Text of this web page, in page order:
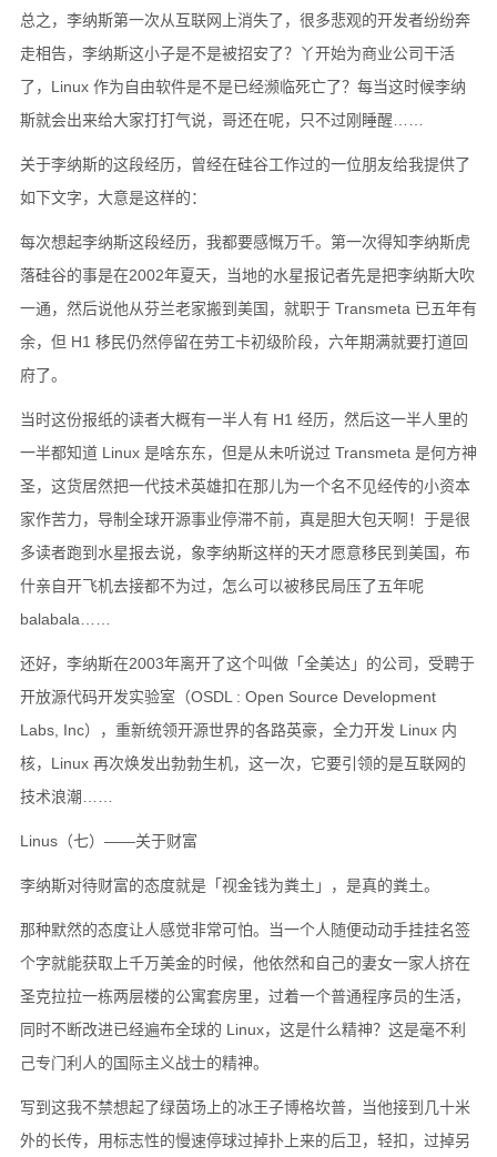
总之，李纳斯第一次从互联网上消失了，很多悲观的开发者纷纷奔
走相告，李纳斯这小子是不是被招安了？丫开始为商业公司干活
了，Linux 作为自由软件是不是已经濒临死亡了？每当这时候李纳
斯就会出来给大家打打气说，哥还在呢，只不过刚睡醒……
关于李纳斯的这段经历，曾经在硅谷工作过的一位朋友给我提供了
如下文字，大意是这样的：
每次想起李纳斯这段经历，我都要感慨万千。第一次得知李纳斯虎
落硅谷的事是在2002年夏天，当地的水星报记者先是把李纳斯大吹
一通，然后说他从芬兰老家搬到美国，就职于 Transmeta 已五年有
余，但 H1 移民仍然停留在劳工卡初级阶段，六年期满就要打道回
府了。
当时这份报纸的读者大概有一半人有 H1 经历，然后这一半人里的
一半都知道 Linux 是啥东东，但是从未听说过 Transmeta 是何方神
圣，这货居然把一代技术英雄扣在那儿为一个名不见经传的小资本
家作苦力，导制全球开源事业停滞不前，真是胆大包天啊！于是很
多读者跑到水星报去说，象李纳斯这样的天才愿意移民到美国，布
什亲自开飞机去接都不为过，怎么可以被移民局压了五年呢
balabala……
还好，李纳斯在2003年离开了这个叫做「全美达」的公司，受聘于
开放源代码开发实验室（OSDL : Open Source Development
Labs, Inc），重新统领开源世界的各路英豪，全力开发 Linux 内
核，Linux 再次焕发出勃勃生机，这一次，它要引领的是互联网的
技术浪潮……
Linus（七）——关于财富
李纳斯对待财富的态度就是「视金钱为粪土」，是真的粪土。
那种默然的态度让人感觉非常可怕。当一个人随便动动手挂挂名签
个字就能获取上千万美金的时候，他依然和自己的妻女一家人挤在
圣克拉拉一栋两层楼的公寓套房里，过着一个普通程序员的生活，
同时不断改进已经遍布全球的 Linux，这是什么精神？这是毫不利
己专门利人的国际主义战士的精神。
写到这我不禁想起了绿茵场上的冰王子博格坎普，当他接到几十米
外的长传，用标志性的慢速停球过掉扑上来的后卫，轻扣，过掉另